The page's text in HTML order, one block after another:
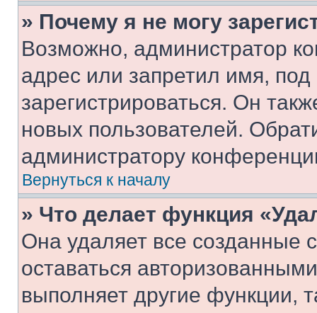
» Почему я не могу
Возможно, администратор
адрес или запретил имя,
зарегистрироваться. Он
новых пользователей.
администратору
Вернуться к началу
» Что делает функция
Она удаляет все созданные
оставаться
выполняет другие функции,